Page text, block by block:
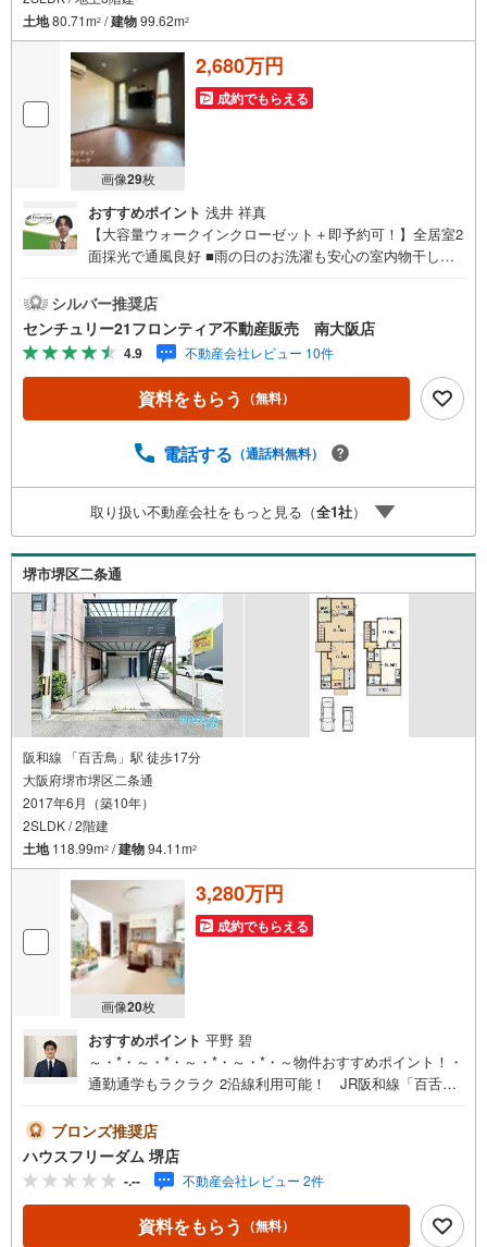
土地80.71m2 /建物99.62m2
画像29枚
2,680万円
成約でもらえる
おすすめポイント 浅井 祥真
【大容量ウォークインクローゼット＋即予約可！】全居室2
面採光で通風良好 ■雨の日のお洗濯も安心の室内物干しス
にもうれしいカースペース！ 特徴・2LDK＋リビング階段
で、家族の動線がつながる温かい空間・普段綱わない荷物
もスッキリ片付く各居室収納・南西向きバルコニーでお洗
濯物も気持ちよく乾きますね・2階に水廻りがまとまってお
り家事導線スムーズな間取りです 立地・少林寺小学校まで
徒歩約9分・陵西中学校まで徒歩約6分 弊社が選ばれる理由
金計画をサポート！2.買い替えなどにも対応できる売却専
も低金利になるように審査が可能！4.物件のお引渡し後に
必要になったお家のリフォームも弊社のリフォームプラン
ナーがご提案！5.定期的にご連絡を繋ぎ、有事の際に迅速
にサポートいたします弊社は専門家同士が連携をとってい
るため、より多くの知見がございます。
シルバー推奨店
センチュリー21フロンティア不動産販売 南大阪店
4.9 不動産会社レビュー 10件
資料をもらう （無料）
電話する （通話料無料）
取り扱い不動産会社をもっと見る（全1社）
堺市堺区二条通
阪和線 「百舌鳥」駅 徒歩17分
大阪府堺市堺区二条通
2017年6月（築10年）
2SLDK / 2階建
土地118.99m2 /建物94.11m2
画像20枚
3,280万円
成約でもらえる
おすすめポイント 平野 碧
～・*・～・*・～・*・～・*・～物件おすすめポイント！・
通勤通学もラクラク 2沿線利用可能！ JR阪和線「百舌
8分 南海高野線「堺東」駅 徒歩20分・駐車スペースが2台
分ございます！（車種による） 来客の際も大変便利で
す。・南西向き/前面道路約7m 陽当たりと風通し良好で
す≪周辺環境≫・大仙小学校…徒歩9分・旭中学校…徒歩6
分・ファミリーマート…徒歩2分・業務スーパー…徒歩9
分・朝日会病院…徒歩3分・堺一条郵便局…徒歩2分ハウス
ブロンズ推奨店
ハウスフリーダム 堺店
-.-- 不動産会社レビュー 2件
資料をもらう （無料）